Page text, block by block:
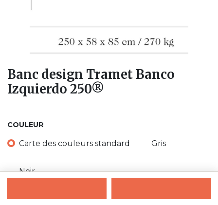
Banc design Tramet Banco
Izquierdo 250®
COULEUR
Carte des couleurs standard Gris
Noir